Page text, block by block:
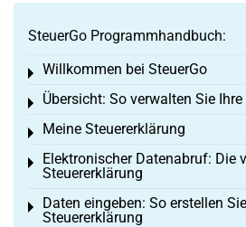
SteuerGo Programmhandbuch:
Willkommen bei SteuerGo
Toggle menu
Übersicht: So verwalten Sie
Toggle menu
Meine Steuererklärung
Toggle menu
Elektronischer Datenabruf: Die
Steuererklärung
Toggle menu
Daten eingeben: So erstellen
Steuererklärung
Toggle menu